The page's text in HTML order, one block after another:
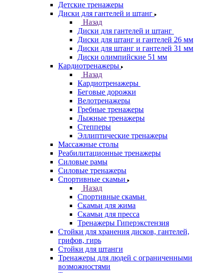
Детские тренажеры
Диски для гантелей и штанг
Назад
Диски для гантелей и штанг
Диски для штанг и гантелей 26 мм
Диски для штанг и гантелей 31 мм
Диски олимпийские 51 мм
Кардиотренажеры
Назад
Кардиотренажеры
Беговые дорожки
Велотренажеры
Гребные тренажеры
Лыжные тренажеры
Степперы
Эллиптические тренажеры
Массажные столы
Реабилитационные тренажеры
Силовые рамы
Силовые тренажеры
Спортивные скамьи
Назад
Спортивные скамьи
Скамьи для жима
Скамьи для пресса
Тренажеры Гиперэкстензия
Стойки для хранения дисков, гантелей,
грифов, гирь
Стойки для штанги
Тренажеры для людей с ограниченными
возможностями